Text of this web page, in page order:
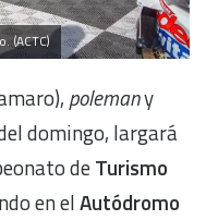
(ACTC)
polemany
domingo, largará
deTurismo
en elAutódromo